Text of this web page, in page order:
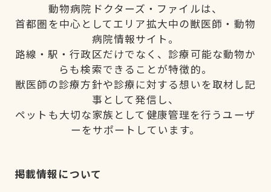
動物病院ドクターズ・ファイルは、
首都圏を中心としてエリア拡大中の獣医師・動物
病院情報サイト。
路線・駅・行政区だけでなく、診療可能な動物か
らも検索できることが特徴的。
獣医師の診療方針や診療に対する想いを取材し記
事として発信し、
ペットも大切な家族として健康管理を行うユーザ
ーをサポートしています。
掲載情報について